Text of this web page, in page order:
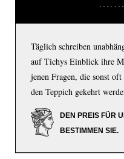
Täglich schreiben
auf Tichys Einblick ihre
jenen Fragen, die sonst
den Teppich gekehrt
DEN PREIS FÜR
BESTIMMEN SIE.